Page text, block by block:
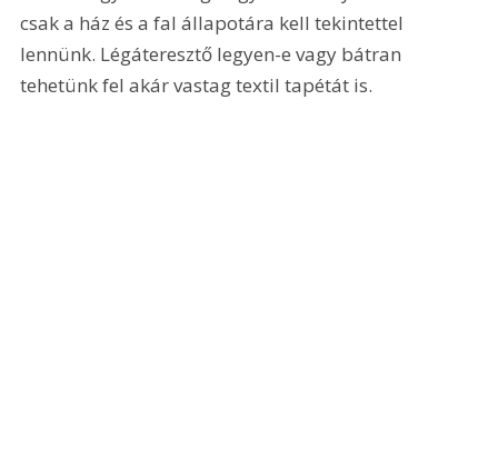
csak a ház és a fal állapotára kell tekintettel
lennünk. Légáteresztő legyen-e vagy bátran
tehetünk fel akár vastag textil tapétát is.